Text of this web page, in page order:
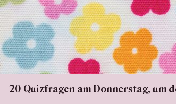
20 Quizfragen am Donnerstag, um